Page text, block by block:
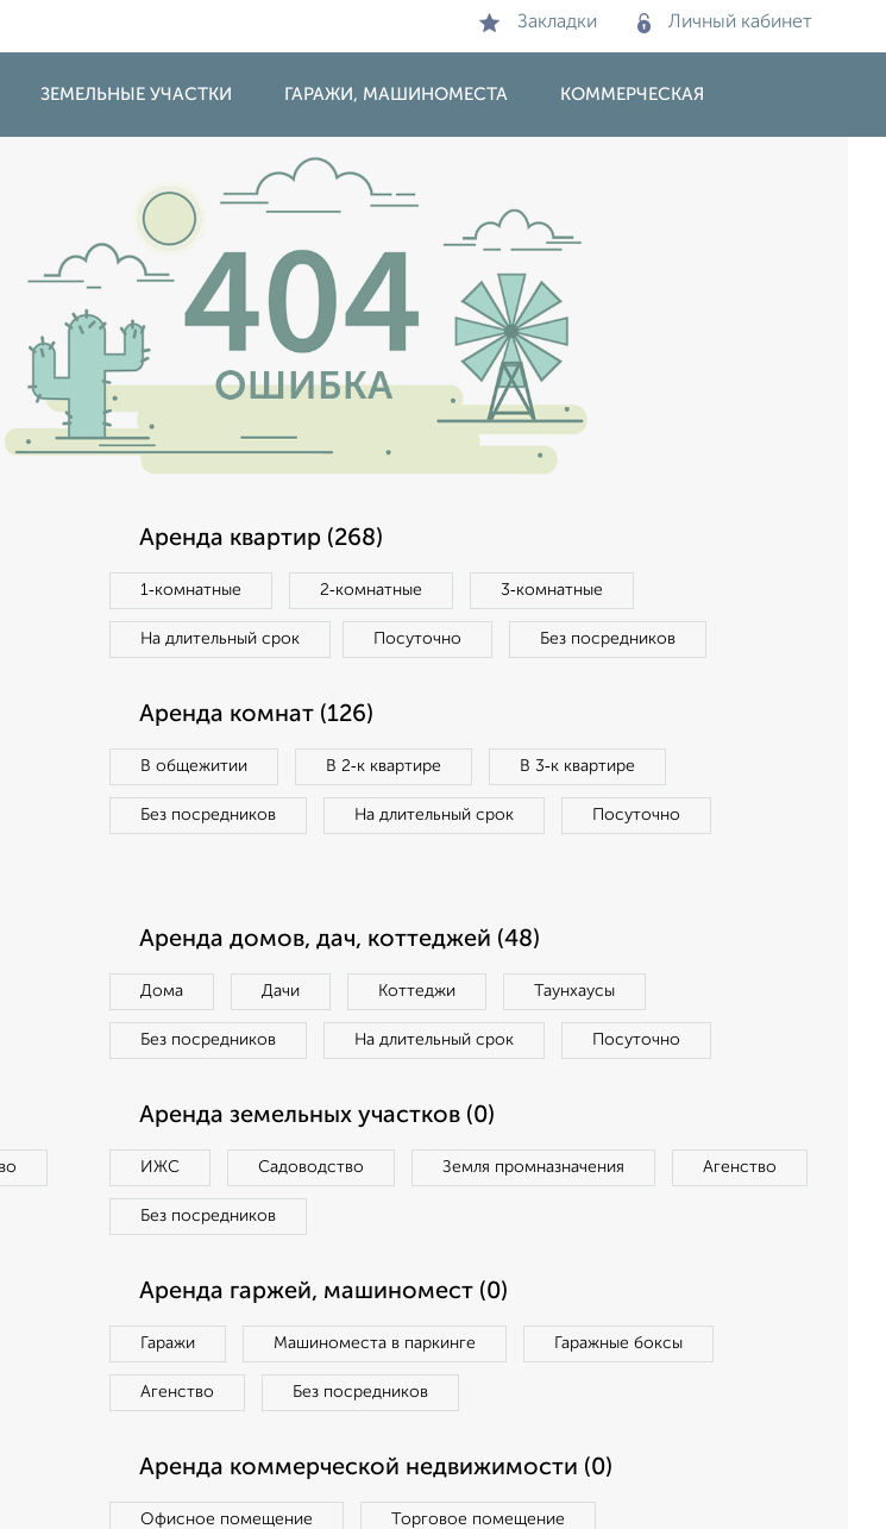
Закладки Личный кабинет
ЗЕМЕЛЬНЫЕ УЧАСТКИ ГАРАЖИ, МАШИНОМЕСТА КОММЕРЧЕСКАЯ
Аренда квартир (268)
1‑комнатные 2‑комнатные 3‑комнатные
На длительный срок Посуточно Без посредников
Аренда комнат (126)
В общежитии В 2‑к квартире В 3‑к квартире
Без посредников На длительный срок Посуточно
Аренда домов, дач, коттеджей (48)
Дома Дачи Коттеджи Таунхаусы
Без посредников На длительный срок Посуточно
Аренда земельных участков (0)
ИЖС Садоводство Земля промназначения Агенство
Без посредников
Аренда гаржей, машиномест (0)
Гаражи Машиноместа в паркинге Гаражные боксы
Агенство Без посредников
Аренда коммерческой недвижимости (0)
Офисное помещение Торговое помещение